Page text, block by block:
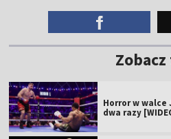
Horror w walce
dwa razy